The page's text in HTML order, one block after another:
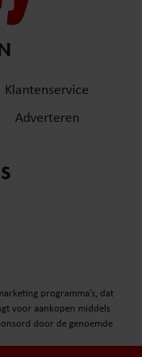
Klantenservice
Adverteren
programma’s, dat
voor aankopen middels
door de genoemde